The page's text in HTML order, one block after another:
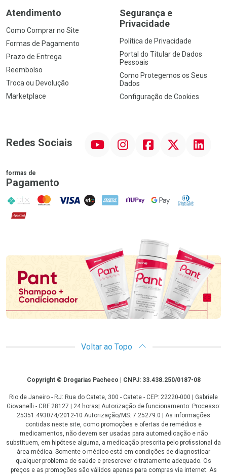
Atendimento
Como Comprar no Site
Formas de Pagamento
Prazo de Entrega
Reembolso
Troca ou Devolução
Marketplace
Segurança e
Privacidade
Política de Privacidade
Portal do Titular de Dados
Pessoais
Como Protegemos os Seus
Dados
Configuração de Cookies
Redes Sociais InstagramFacebookTwitter Linkedin
formas de
Pagamento
PIX MasterCard
VISA ELO AMEX NuPay Google PayDiners Club
Hipercard
Promoção em Destaque
Voltar ao Topo
CopyrightCopyright © Drogarias Pacheco | CNPJ: 33.438.250/0187-08
Rio de Janeiro - RJ: Rua do Catete, 300 - Catete - CEP: 22220-000 | Gabriele
Giovanelli - CRF 28127 | 24 horas| Autorização de funcionamento: Processo:
25351.493074/2012-10 Autorização/MS: 7.25279.0 | As informações
contidas neste site, como promoções e ofertas de remédios e
medicamentos, não devem ser usadas para automedicação e não
substituem, em hipótese alguma, a medicação prescrita pelo profissional da
área médica. Somente o médico está em condições de diagnosticar
qualquer problema de saúde e prescrever o tratamento adequado. Os
preços e as promoções são válidos apenas para compras via internet. As